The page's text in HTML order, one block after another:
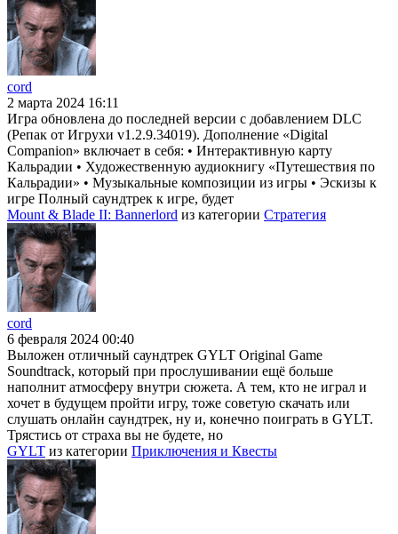
cord
2 марта 2024 16:11
Игра обновлена до последней версии с добавлением DLC
(Репак от Игрухи v1.2.9.34019). Дополнение «Digital
Companion» включает в себя: • Интерактивную карту
Кальрадии • Художественную аудиокнигу «Путешествия по
Кальрадии» • Музыкальные композиции из игры • Эскизы к
игре Полный саундтрек к игре, будет
Mount & Blade II: Bannerlord из категории Стратегия
cord
6 февраля 2024 00:40
Выложен отличный саундтрек GYLT Original Game
Soundtrack, который при прослушивании ещё больше
наполнит атмосферу внутри сюжета. А тем, кто не играл и
хочет в будущем пройти игру, тоже советую скачать или
слушать онлайн саундтрек, ну и, конечно поиграть в GYLT.
Трястись от страха вы не будете, но
GYLT из категории Приключения и Квесты